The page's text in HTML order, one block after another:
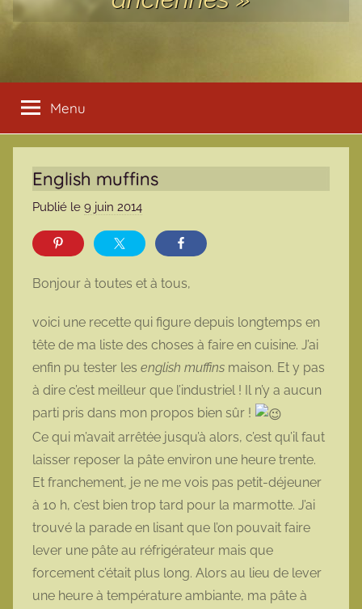
Menu
English muffins
Publié le 9 juin 2014
r
a
o
t
t
e
Bonjour à toutes et à tous,
voici une recette qui figure depuis longtemps en
tête de ma liste des choses à faire en cuisine. J’ai
enfin pu tester les english muffins maison. Et y pas
à dire c’est meilleur que l’industriel ! Il n’y a aucun
parti pris dans mon propos bien sûr !
Ce qui m’avait arrêtée jusqu’à alors, c’est qu’il faut
laisser reposer la pâte environ une heure trente.
Et franchement, je ne me vois pas petit-déjeuner
à 10 h, c’est bien trop tard pour la marmotte. J’ai
trouvé la parade en lisant que l’on pouvait faire
lever une pâte au réfrigérateur mais que
forcement c’était plus long. Alors au lieu de lever
une heure à température ambiante, ma pâte à